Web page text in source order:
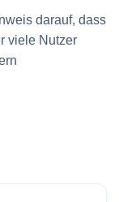
darauf, dass
viele Nutzer